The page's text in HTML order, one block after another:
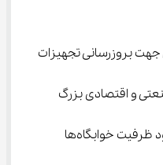
جهت بروزرسانی تجهیزات
و اقتصادی بزرگ
خوابگاه‌ها